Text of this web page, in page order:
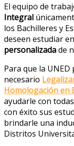
El equipo de
Integral
los Bachilleres y
deseen estudiar
personalizadade
Para que la
necesario
Homologación en
ayudarle con
con éxito sus
brindarle una
Distritos